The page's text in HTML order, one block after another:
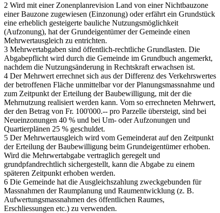
2 Wird mit einer Zonenplanrevision Land von einer Nichtbauzone
einer Bauzone zugewiesen (Einzonung) oder erfährt ein Grundstück
eine erheblich gesteigerte bauliche Nutzungsmöglichkeit
(Aufzonung), hat der Grundeigentümer der Gemeinde einen
Mehrwertausgleich zu entrichten.
3 Mehrwertabgaben sind öffentlich-rechtliche Grundlasten. Die
Abgabepflicht wird durch die Gemeinde im Grundbuch angemerkt,
nachdem die Nutzungsänderung in Rechtskraft erwachsen ist.
4 Der Mehrwert errechnet sich aus der Differenz des Verkehrswertes
der betroffenen Fläche unmittelbar vor der Planungsmassnahme und
zum Zeitpunkt der Erteilung der Baubewilligung, mit der die
Mehrnutzung realisiert werden kann. Vom so errechneten Mehrwert,
der den Betrag von Fr. 100'000.-- pro Parzelle übersteigt, sind bei
Neueinzonungen 40 % und bei Um- oder Aufzonungen und
Quartierplänen 25 % geschuldet.
5 Der Mehrwertausgleich wird vom Gemeinderat auf den Zeitpunkt
der Erteilung der Baubewilligung beim Grundeigentümer erhoben.
Wird die Mehrwertabgabe vertraglich geregelt und
grundpfandrechtlich sichergestellt, kann die Abgabe zu einem
späteren Zeitpunkt erhoben werden.
6 Die Gemeinde hat die Ausgleichszahlung zweckgebunden für
Massnahmen der Raumplanung und Raumentwicklung (z. B.
Aufwertungsmassnahmen des öffentlichen Raumes,
Erschliessungen etc.) zu verwenden.